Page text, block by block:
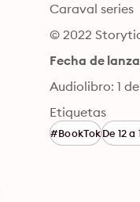
Caraval series
© 2022
Fecha de
Audiolibro: 1
Etiquetas
#BookTokDe 12 a